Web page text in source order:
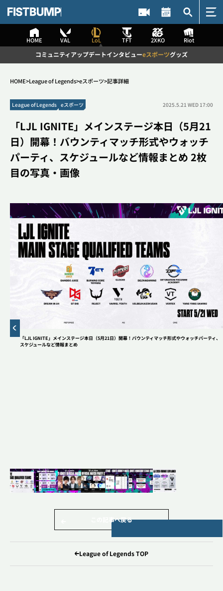
HOME VAL LoL TFT 2XKO Riot
コミュニティアップデートインタビューeスポーツグッズ
検索
#DetonatioN FocusMe #The k4sen
#VALORANT
#League of Legends
League of Legends インタビュー
熱い“プロポーズ（？）”から始まった「150％」の絆。
正反対なふたりが真正面から向き合う――「ぶいすぽ
っ！」銀城サイネ & 龍巻ちせ デュオインタビュー！
HOME
コミュニティ
アップデート
グッズ
League of Legends
コミュニティ
アップデート
インタビュー
eスポーツ
グッズ
コミュニティ
アップデート
インタビュー
eスポーツ
2XKO
コミュニティ
アップデート
インタビュー
eスポーツ
Riot Games
ニュース
HOME League of Legends eスポーツ 記事詳細
League of Legends eスポーツ 2025.5.21 WED 17:00
「LJL IGNITE」メインステージ本日（5月21
日）開幕！バウンティマッチ形式やウォッチ
パーティ、スケジュールなど情報まとめ 2枚
目の写真・画像
「LJL IGNITE」メインステージ本日（5月21日）開幕！バウンティマッチ形式やウォッチパーティ、
スケジュールなど情報まとめ
この記事へ戻る
League of Legends TOP